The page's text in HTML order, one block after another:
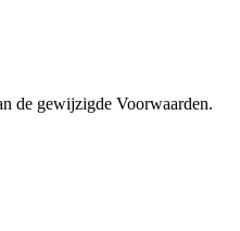
de gewijzigde Voorwaarden.